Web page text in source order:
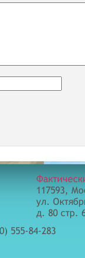
555-84-283
117593,
ул.
д. 80 стр.